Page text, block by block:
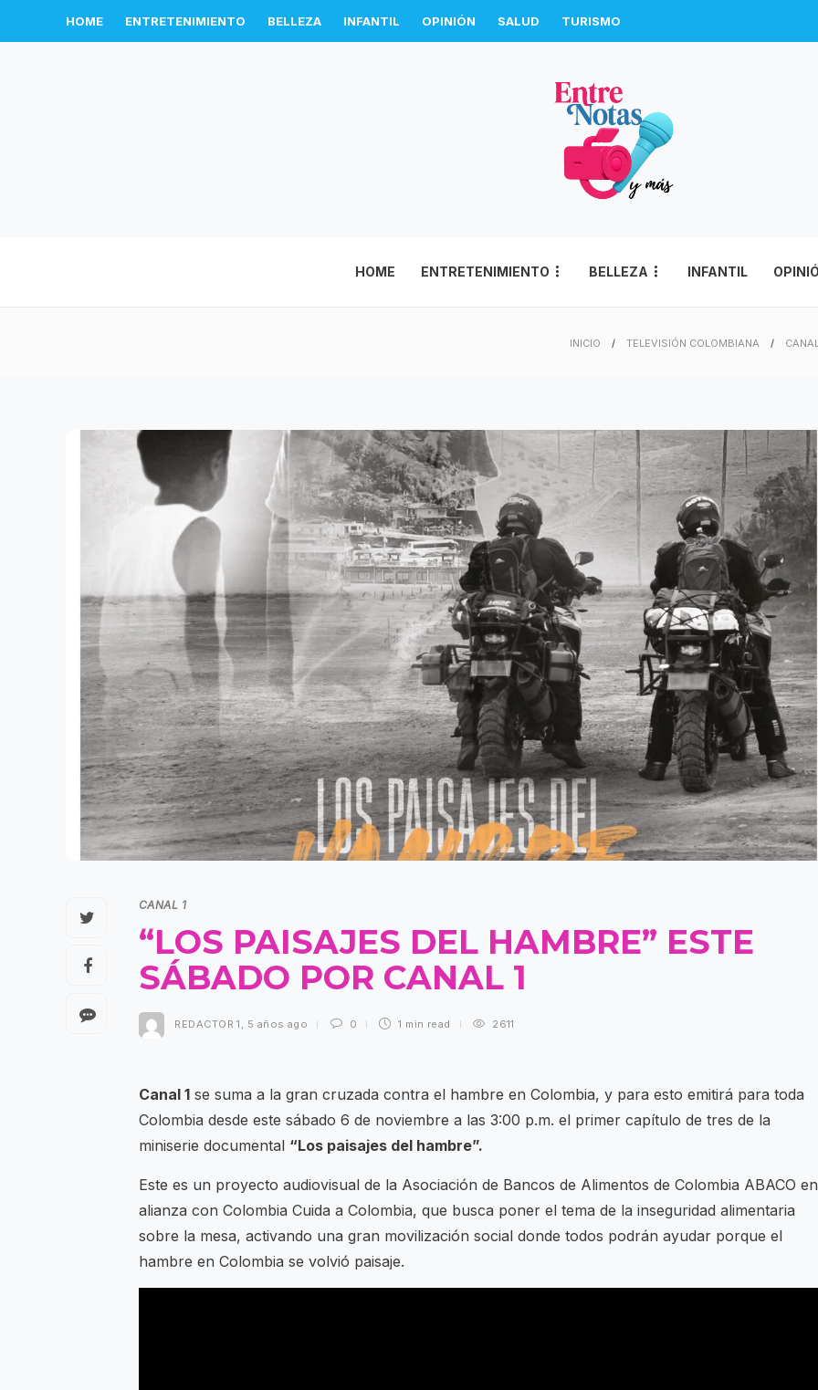
HOME ENTRETENIMIENTO BELLEZA INFANTIL OPINIÓN SALUD TURISMO
HOME ENTRETENIMIENTO BELLEZA INFANTIL
INICIO TELEVISIÓN COLOMBIANA
CANAL 1
“LOS PAISAJES DEL HAMBRE” ESTE
SÁBADO POR CANAL 1
REDACTOR 1 , 5 años ago 0 1 min read 2611
Canal 1 se suma a la gran cruzada contra el hambre en Colombia, y para esto emitirá para toda
Colombia desde este sábado 6 de noviembre a las 3:00 p.m. el primer capítulo de tres de la
miniserie documental “Los paisajes del hambre”.
Este es un proyecto audiovisual de la Asociación de Bancos de Alimentos de Colombia ABACO en
alianza con Colombia Cuida a Colombia, que busca poner el tema de la inseguridad alimentaria
sobre la mesa, activando una gran movilización social donde todos podrán ayudar porque el
hambre en Colombia se volvió paisaje.